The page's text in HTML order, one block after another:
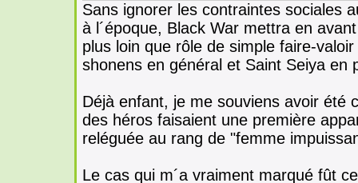
Sans ignorer les contraintes sociales
à l´époque, Black War mettra en
plus loin que rôle de simple faire-
shonens en général et Saint Seiya en
Déjà enfant, je me souviens avoir été
des héros faisaient une première
reléguée au rang de "femme
Le cas qui m´a vraiment marqué fût